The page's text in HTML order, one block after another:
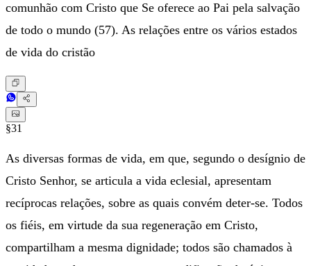
comunhão com Cristo que Se oferece ao Pai pela salvação
de todo o mundo (57). As relações entre os vários estados
de vida do cristão
§31
As diversas formas de vida, em que, segundo o desígnio de
Cristo Senhor, se articula a vida eclesial, apresentam
recíprocas relações, sobre as quais convém deter-se. Todos
os fiéis, em virtude da sua regeneração em Cristo,
compartilham a mesma dignidade; todos são chamados à